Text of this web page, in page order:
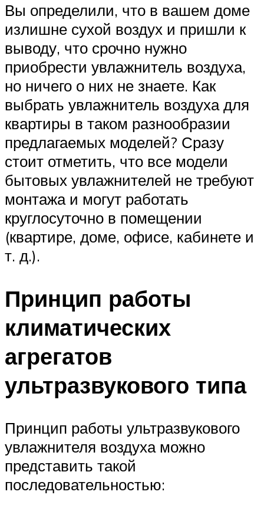
Вы определили, что в вашем доме
излишне сухой воздух и пришли к
выводу, что срочно нужно
приобрести увлажнитель воздуха,
но ничего о них не знаете. Как
выбрать увлажнитель воздуха для
квартиры в таком разнообразии
предлагаемых моделей? Сразу
стоит отметить, что все модели
бытовых увлажнителей не требуют
монтажа и могут работать
круглосуточно в помещении
(квартире, доме, офисе, кабинете и
т. д.).
Принцип работы
климатических
агрегатов
ультразвукового типа
Принцип работы ультразвукового
увлажнителя воздуха можно
представить такой
последовательностью: